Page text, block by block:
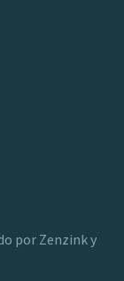
por Zenzinky